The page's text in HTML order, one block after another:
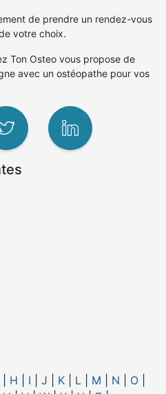
de prendre un rendez-vous
votre choix.
Ton Osteo vous propose de
avec un ostéopathe pour vos
H I J K L M N O